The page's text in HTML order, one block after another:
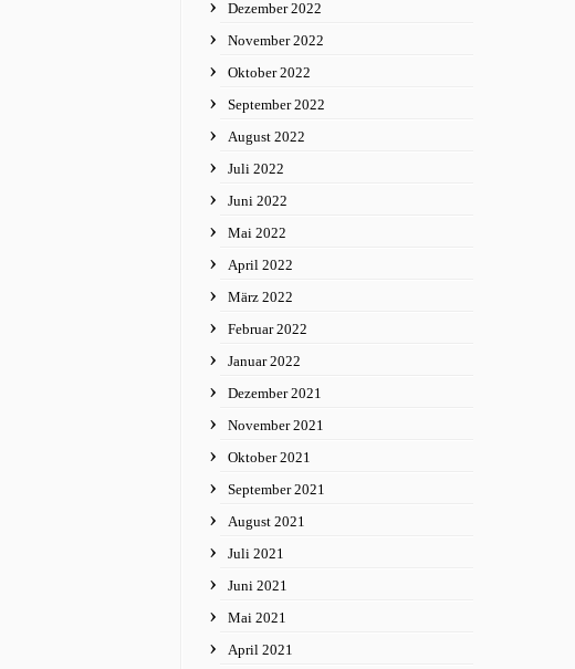
Dezember 2022
November 2022
Oktober 2022
September 2022
August 2022
Juli 2022
Juni 2022
Mai 2022
April 2022
März 2022
Februar 2022
Januar 2022
Dezember 2021
November 2021
Oktober 2021
September 2021
August 2021
Juli 2021
Juni 2021
Mai 2021
April 2021